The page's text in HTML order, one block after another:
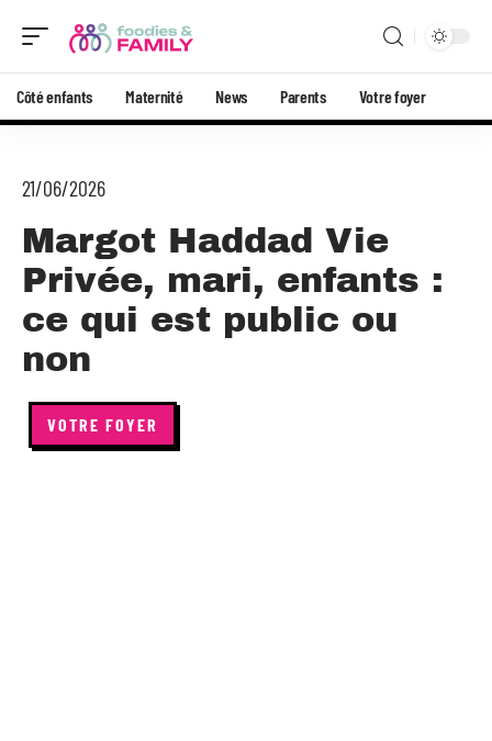
Côté enfants Maternité News Parents Votre foyer
21/06/2026
Margot Haddad Vie
Privée, mari, enfants :
ce qui est public ou
non
VOTRE FOYER